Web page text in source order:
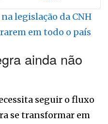
legislação da CNH
em todo o país
ainda não
seguir o fluxo
se transformar em